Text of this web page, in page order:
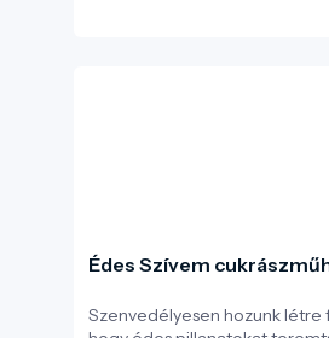
Édes Szívem
Szenvedélyesen hozunk létre